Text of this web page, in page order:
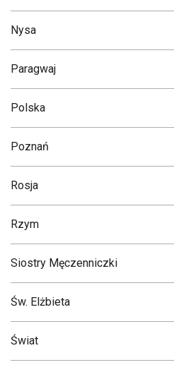
Nysa
Paragwaj
Polska
Poznań
Rosja
Rzym
Siostry Męczenniczki
Św. Elżbieta
Świat